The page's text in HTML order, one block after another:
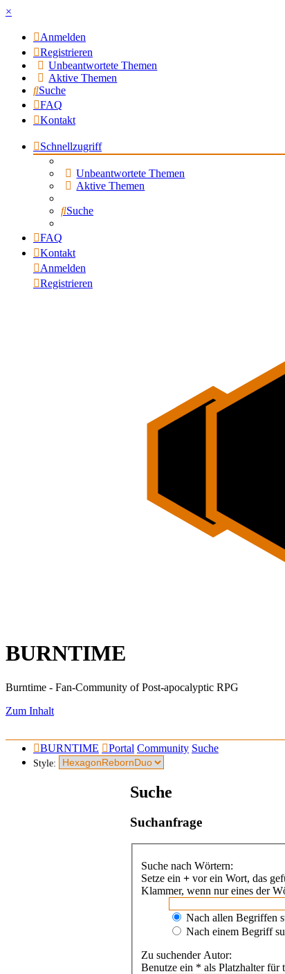
×
Anmelden
Registrieren
Unbeantwortete Themen
Aktive Themen
Suche
FAQ
Kontakt
Schnellzugriff
Unbeantwortete Themen
Aktive Themen
Suche
FAQ
Kontakt
Anmelden
Registrieren
BURNTIME
Burntime - Fan-Community of Post-apocalyptic RPG
Zum Inhalt
BURNTIME Portal Community Suche
Style:
Suche
Suchanfrage
Suche nach Wörtern:
Setze ein + vor ein Wort, das
Klammer, wenn nur eines der
Nach allen Begriffen
Nach einem Begriff
Zu suchender Autor:
Benutze ein * als Platzhalter für